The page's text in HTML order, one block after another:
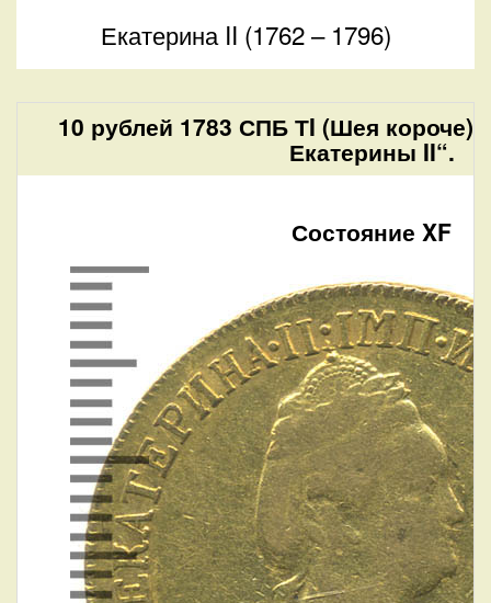
Екатерина II (1762 – 1796)
10 рублей 1783 СПБ ТI (Шея короче)
Екатерины II“.
Состояние XF